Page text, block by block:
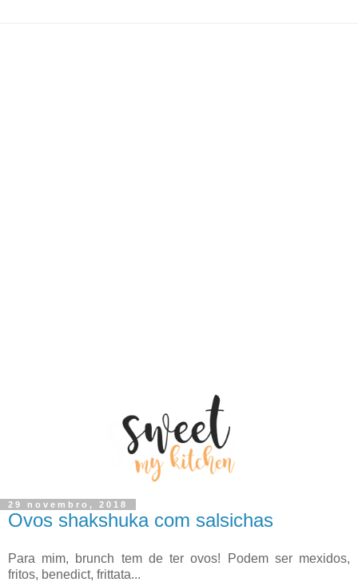
29 novembro, 2018
Ovos shakshuka com salsichas
Para mim, brunch tem de ter ovos! Podem ser mexidos,
fritos, benedict, frittata...